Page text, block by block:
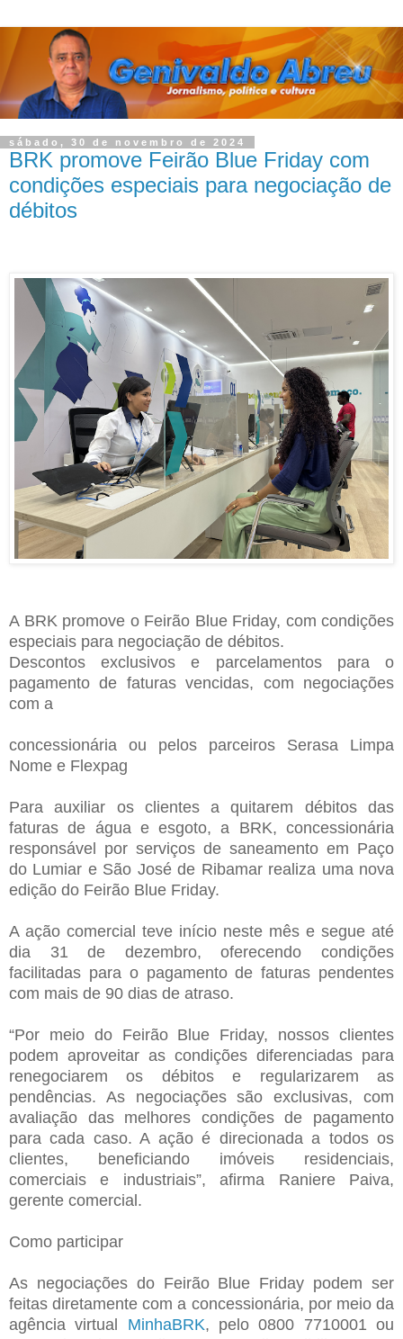
sábado, 30 de novembro de 2024
BRK promove Feirão Blue Friday com
condições especiais para negociação de
débitos
A BRK promove o Feirão Blue Friday, com condições
especiais para negociação de débitos.
Descontos exclusivos e parcelamentos para o
pagamento de faturas vencidas, com negociações
com a
concessionária ou pelos parceiros Serasa Limpa
Nome e Flexpag
Para auxiliar os clientes a quitarem débitos das
faturas de água e esgoto, a BRK, concessionária
responsável por serviços de saneamento em Paço
do Lumiar e São José de Ribamar realiza uma nova
edição do Feirão Blue Friday.
A ação comercial teve início neste mês e segue até
dia 31 de dezembro, oferecendo condições
facilitadas para o pagamento de faturas pendentes
com mais de 90 dias de atraso.
“Por meio do Feirão Blue Friday, nossos clientes
podem aproveitar as condições diferenciadas para
renegociarem os débitos e regularizarem as
pendências. As negociações são exclusivas, com
avaliação das melhores condições de pagamento
para cada caso. A ação é direcionada a todos os
clientes, beneficiando imóveis residenciais,
comerciais e industriais”, afirma Raniere Paiva,
gerente comercial.
Como participar
As negociações do Feirão Blue Friday podem ser
feitas diretamente com a concessionária, por meio da
agência virtual MinhaBRK, pelo 0800 7710001 ou